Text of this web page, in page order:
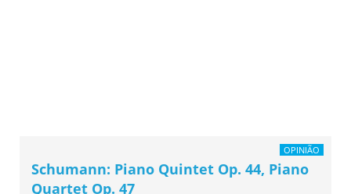
OPINIÃO
Schumann: Piano Quintet Op. 44, Piano
Quartet Op. 47